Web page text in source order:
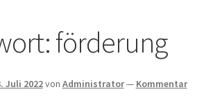
öffnen
förderung
Juli 2022von Administrator— Kommentar